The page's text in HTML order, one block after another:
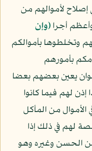
إصلاح لأموالهم من
أجرا﴿وإن
وتخلطوها بأموالكم
بأمورهم
يعين بعضهم بعضا
لهم فيما كانوا
من المأكل
لهم في ذلك إذا
عن الحسن وغيره وهو